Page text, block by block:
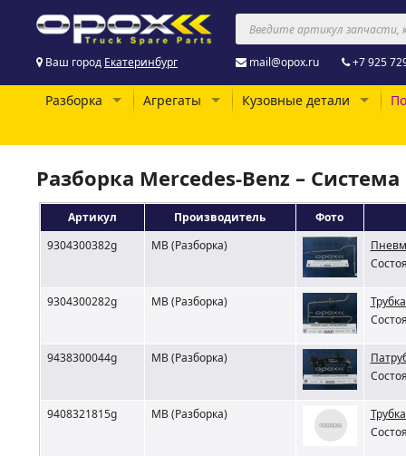
Ваш город Екатеринбург mail@opox.ru +7 925
Разборка Агрегаты Кузовные детали
Разборка Mercedes-Benz –
Артикул Производитель
Фото
9304300382g
MB (Разборка)
9304300282g MB (Разборка)
9438300044g MB (Разборка)
9408321815g MB (Разборка)